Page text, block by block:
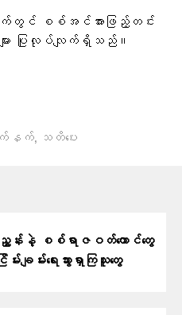
ာက်တွင် စစ်အင်အားဖြည့်တင်း
ျား ပြုလုပ်လျက်ရှိသည်။
နက်, သတိပေး
းနဲ့ ​စစ်ရာဇဝတ်​ကောင်​တွေ
မ်းချမ်း​ရေးသွားရှာကြသူ​​တွေ